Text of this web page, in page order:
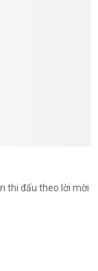
thi đấu theo lời mời